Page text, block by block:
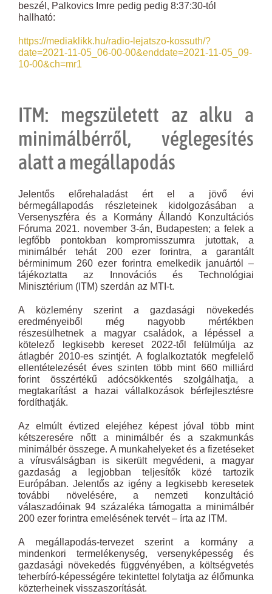
beszél, Palkovics Imre pedig pedig 8:37:30-tól
hallható:
https://mediaklikk.hu/radio-lejatszo-kossuth/?
date=2021-11-05_06-00-00&enddate=2021-11-05_09-
10-00&ch=mr1
ITM: megszületett az alku a
minimálbérről, véglegesítés
alatt a megállapodás
Jelentős előrehaladást ért el a jövő évi
bérmegállapodás részleteinek kidolgozásában a
Versenyszféra és a Kormány Állandó Konzultációs
Fóruma 2021. november 3-án, Budapesten; a felek a
legfőbb pontokban kompromisszumra jutottak, a
minimálbér tehát 200 ezer forintra, a garantált
bérminimum 260 ezer forintra emelkedik januártól –
tájékoztatta az Innovációs és Technológiai
Minisztérium (ITM) szerdán az MTI-t.
A közlemény szerint a gazdasági növekedés
eredményeiből még nagyobb mértékben
részesülhetnek a magyar családok, a lépéssel a
kötelező legkisebb kereset 2022-től felülmúlja az
átlagbér 2010-es szintjét. A foglalkoztatók megfelelő
ellentételezését éves szinten több mint 660 milliárd
forint összértékű adócsökkentés szolgálhatja, a
megtakarítást a hazai vállalkozások bérfejlesztésre
fordíthatják.
Az elmúlt évtized elejéhez képest jóval több mint
kétszeresére nőtt a minimálbér és a szakmunkás
minimálbér összege. A munkahelyeket és a fizetéseket
a vírusválságban is sikerült megvédeni, a magyar
gazdaság a legjobban teljesítők közé tartozik
Európában. Jelentős az igény a legkisebb keresetek
további növelésére, a nemzeti konzultáció
válaszadóinak 94 százaléka támogatta a minimálbér
200 ezer forintra emelésének tervét – írta az ITM.
A megállapodás-tervezet szerint a kormány a
mindenkori termelékenység, versenyképesség és
gazdasági növekedés függvényében, a költségvetés
teherbíró-képességére tekintettel folytatja az élőmunka
közterheinek visszaszorítását.